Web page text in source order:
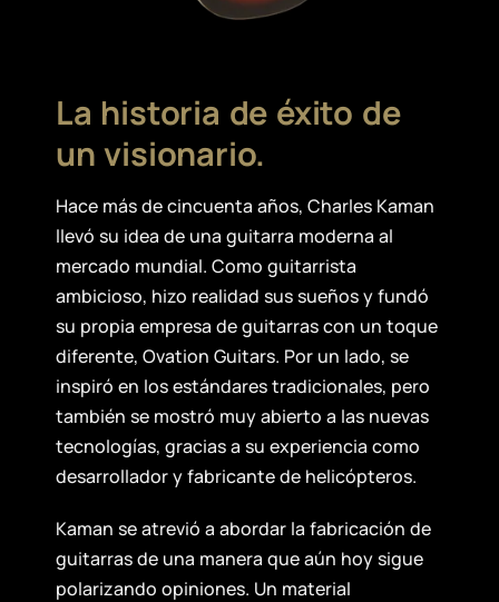
La historia de éxito de
un visionario.
Hace más de cincuenta años, Charles Kaman
llevó su idea de una guitarra moderna al
mercado mundial. Como guitarrista
ambicioso, hizo realidad sus sueños y fundó
su propia empresa de guitarras con un toque
diferente, Ovation Guitars. Por un lado, se
inspiró en los estándares tradicionales, pero
también se mostró muy abierto a las nuevas
tecnologías, gracias a su experiencia como
desarrollador y fabricante de helicópteros.
Kaman se atrevió a abordar la fabricación de
guitarras de una manera que aún hoy sigue
polarizando opiniones. Un material